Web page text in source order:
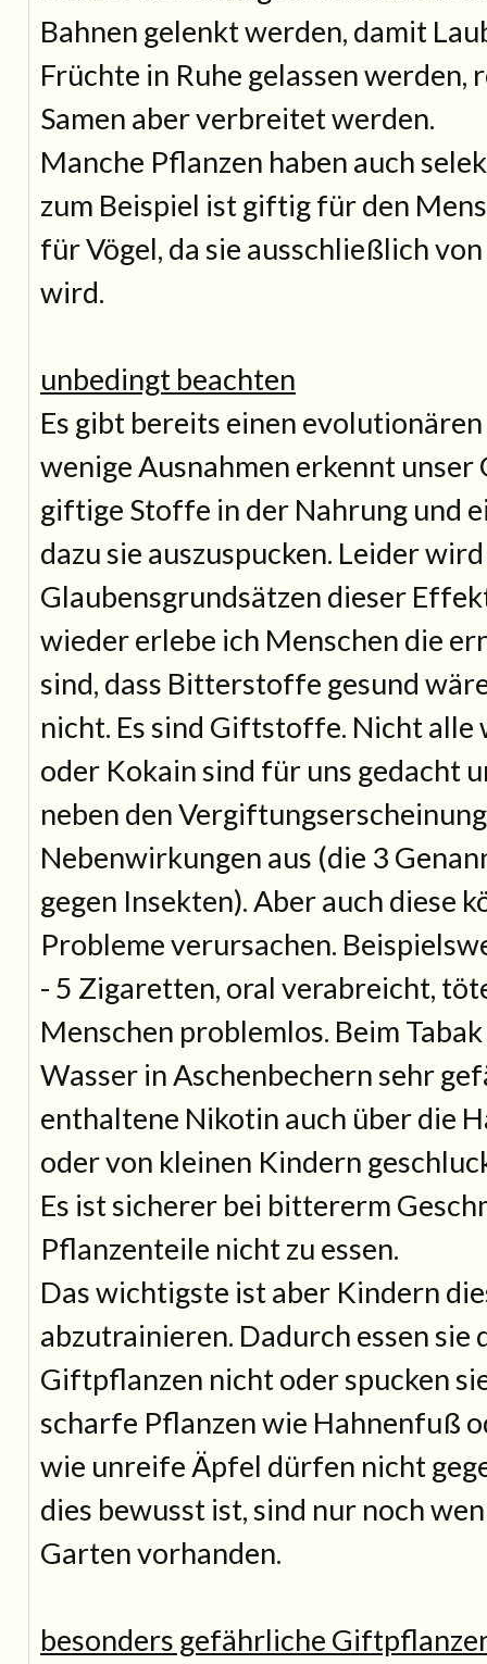
Bahnen gelenkt werden, damit
Früchte in Ruhe gelassen werden,
Samen aber verbreitet werden.
Manche Pflanzen haben auch
zum Beispiel ist giftig für den
für Vögel, da sie ausschließlich
wird.
unbedingt beachten
Es gibt bereits einen
wenige Ausnahmen erkennt unser
giftige Stoffe in der Nahrung und
dazu sie auszuspucken. Leider
Glaubensgrundsätzen dieser
wieder erlebe ich Menschen die
sind, dass Bitterstoffe gesund
nicht. Es sind Giftstoffe. Nicht
oder Kokain sind für uns gedacht
neben den
Nebenwirkungen aus (die 3
gegen Insekten). Aber auch diese
Probleme verursachen.
- 5 Zigaretten, oral verabreicht,
Menschen problemlos. Beim
Wasser in Aschenbechern sehr
enthaltene Nikotin auch über die
oder von kleinen Kindern
Es ist sicherer bei bittererm
Pflanzenteile nicht zu essen.
Das wichtigste ist aber Kindern
abzutrainieren. Dadurch essen sie
Giftpflanzen nicht oder spucken
scharfe Pflanzen wie Hahnenfuß
wie unreife Äpfel dürfen nicht
dies bewusst ist, sind nur noch
Garten vorhanden.
besonders gefährliche